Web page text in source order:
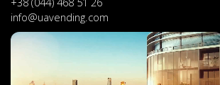
info@uavending.com